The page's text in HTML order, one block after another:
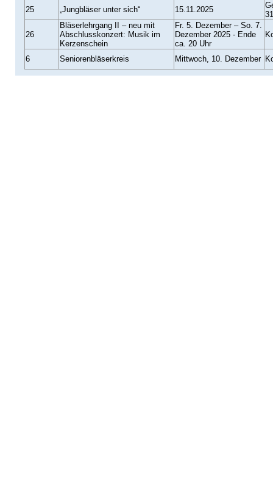
25
„Jungbläser unter sich“ 15.11.2025
26
Bläserlehrgang II – neu mit
Abschlusskonzert: Musik im
Kerzenschein
Fr. 5. Dezember – So. 7.
Dezember 2025 - Ende
ca. 20 Uhr
6 Seniorenbläserkreis Mittwoch, 10. Dezember